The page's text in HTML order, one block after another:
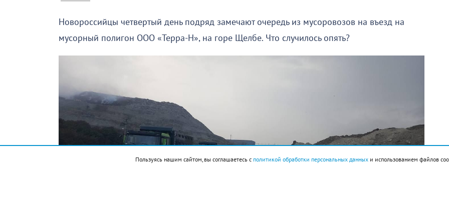
Новороссийцы четвертый день подряд замечают очередь из мусоровозов на въезд на
мусорный полигон ООО «Терра-Н», на горе Щелбе. Что случилось опять?
Пользуясь нашим сайтом, вы соглашаетесь с политикой обработки персональных данныхи использованием файлов